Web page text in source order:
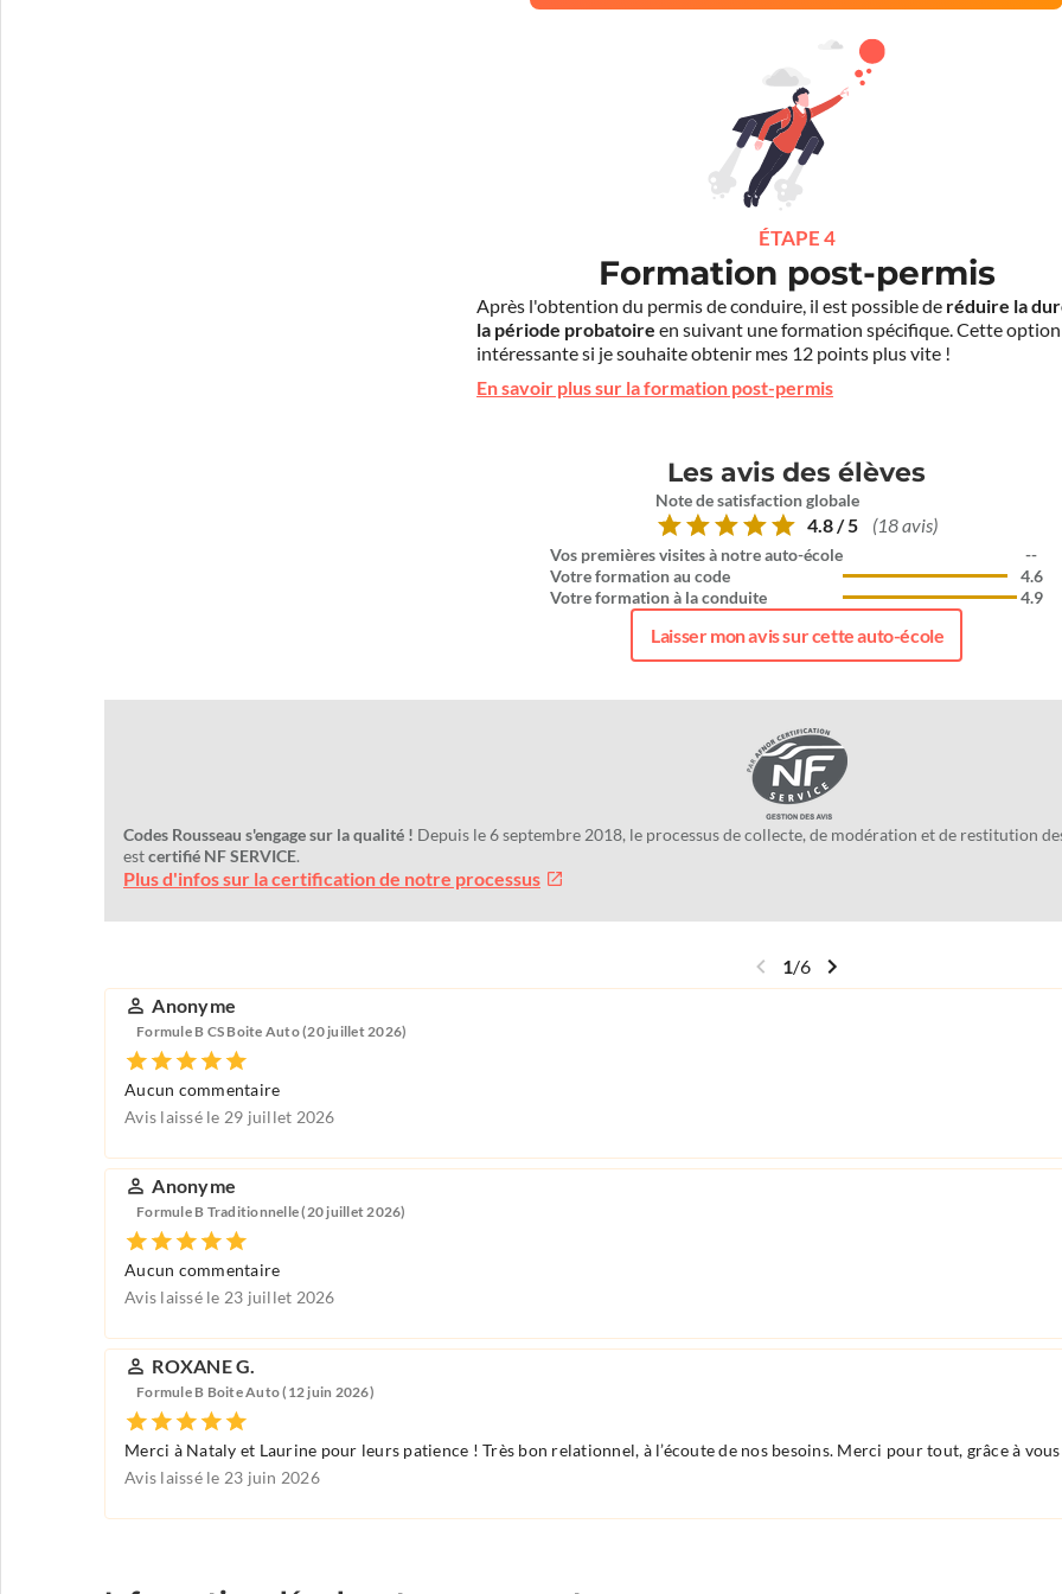
ÉTAPE 4
Formation post-permis
Après l'obtention du permis de conduire, il est possible de réduire la
la période probatoire en suivant une formation spécifique. Cette
intéressante si je souhaite obtenir mes 12 points plus vite !
En savoir plus sur la formation post-permis
Les avis des élèves
Note de satisfaction globale
4.8 / 5 (18 avis)
Vos premières visites à notre auto-école
Votre formation au code
Votre formation à la conduite
--
4.6
4.9
Laisser mon avis sur cette auto-école
Codes Rousseau s'engage sur la qualité ! Depuis le 6 septembre 2018, le processus de collecte, de modération et de restitution
estcertifié NF SERVICE.
Plus d'infos sur la certification de notre processus
1/6
Anonyme
Formule B CS Boite Auto (20 juillet 2026)
Aucun commentaire
Avis laissé le 29 juillet 2026
Anonyme
Formule B Traditionnelle (20 juillet 2026)
Aucun commentaire
Avis laissé le 23 juillet 2026
ROXANE G.
Formule B Boite Auto (12 juin 2026)
Merci à Nataly et Laurine pour leurs patience ! Très bon relationnel, à l’écoute de nos besoins. Merci pour tout, grâce à
Avis laissé le 23 juin 2026